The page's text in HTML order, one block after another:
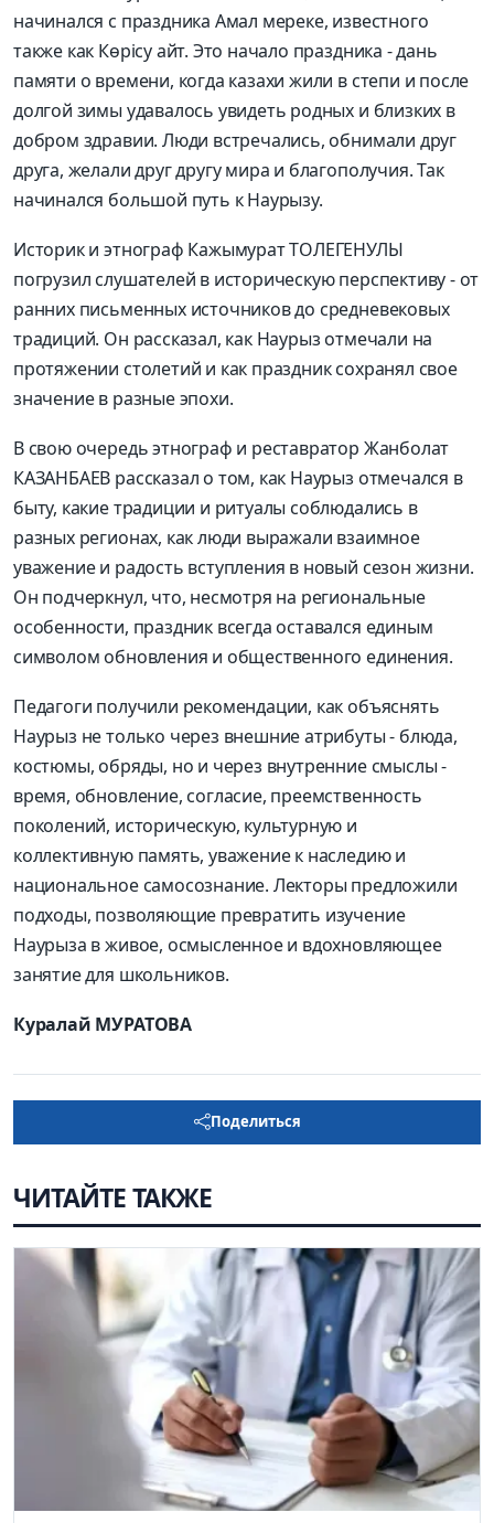
начинался с праздника Амал мереке, известного
также как Көрісу айт. Это начало праздника - дань
памяти о времени, когда казахи жили в степи и после
долгой зимы удавалось увидеть родных и близких в
добром здравии. Люди встречались, обнимали друг
друга, желали друг другу мира и благополучия. Так
начинался большой путь к Наурызу.
Историк и этнограф Кажымурат ТОЛЕГЕНУЛЫ
погрузил слушателей в историческую перспективу - от
ранних письменных источников до средневековых
традиций. Он рассказал, как Наурыз отмечали на
протяжении столетий и как праздник сохранял свое
значение в разные эпохи.
В свою очередь этнограф и реставратор Жанболат
КАЗАНБАЕВ рассказал о том, как Наурыз отмечался в
быту, какие традиции и ритуалы соблюдались в
разных регионах, как люди выражали взаимное
уважение и радость вступления в новый сезон жизни.
Он подчеркнул, что, несмотря на региональные
особенности, праздник всегда оставался единым
символом обновления и общественного единения.
Педагоги получили рекомендации, как объяснять
Наурыз не только через внешние атрибуты - блюда,
костюмы, обряды, но и через внутренние смыслы -
время, обновление, согласие, преемственность
поколений, историческую, культурную и
коллективную память, уважение к наследию и
национальное самосознание. Лекторы предложили
подходы, позволяющие превратить изучение
Наурыза в живое, осмысленное и вдохновляющее
занятие для школьников.
Куралай МУРАТОВА
Поделиться
ЧИТАЙТЕ ТАКЖЕ